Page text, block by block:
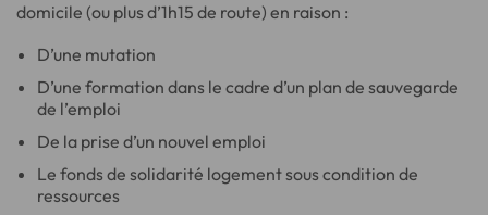
domicile (ou plus d’1h15 de route) en raison :
D’une mutation
D’une formation dans le cadre d’un plan de sauvegarde
de l’emploi
De la prise d’un nouvel emploi
Le fonds de solidarité logement sous condition de
ressources